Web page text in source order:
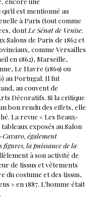
est mentionné au
à Paris (tout comme
dontLe Sénat de Venise.
de Paris de 1862 et
comme Versailles
en 1862), Marseille,
Le Havre (1869) ou
au Portugal. Il fut
au couvent de
Décoratifs. Si la critique
bon rendu des effets, elle
La revue « Les Beaux-
exposés au Salon
également
figures, la puissance de la
à son activité de
de tissus et vêtements
du costume et des tissus,
» en 1887. L’homme était